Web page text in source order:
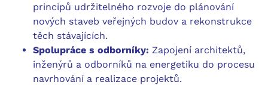
principů udržitelného rozvoje do plánování
nových staveb veřejných budov a rekonstrukce
těch stávajících.
Spolupráce s odborníky: Zapojení architektů,
inženýrů a odborníků na energetiku do procesu
navrhování a realizace projektů.